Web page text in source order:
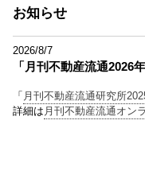
お知らせ
2026/8/7
「月刊不動産流通2026
「 月刊不動産流通研究所
詳細は 月刊不動産流通オン